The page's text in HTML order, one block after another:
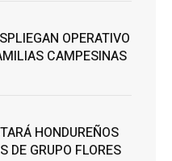
OPERATIVO
CAMPESINAS
HONDUREÑOS
DE GRUPO FLORES